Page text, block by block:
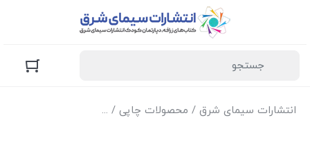
انتشارات سیمای شرق / محصولات چاپی / کتاب‌های زرافه (کودک